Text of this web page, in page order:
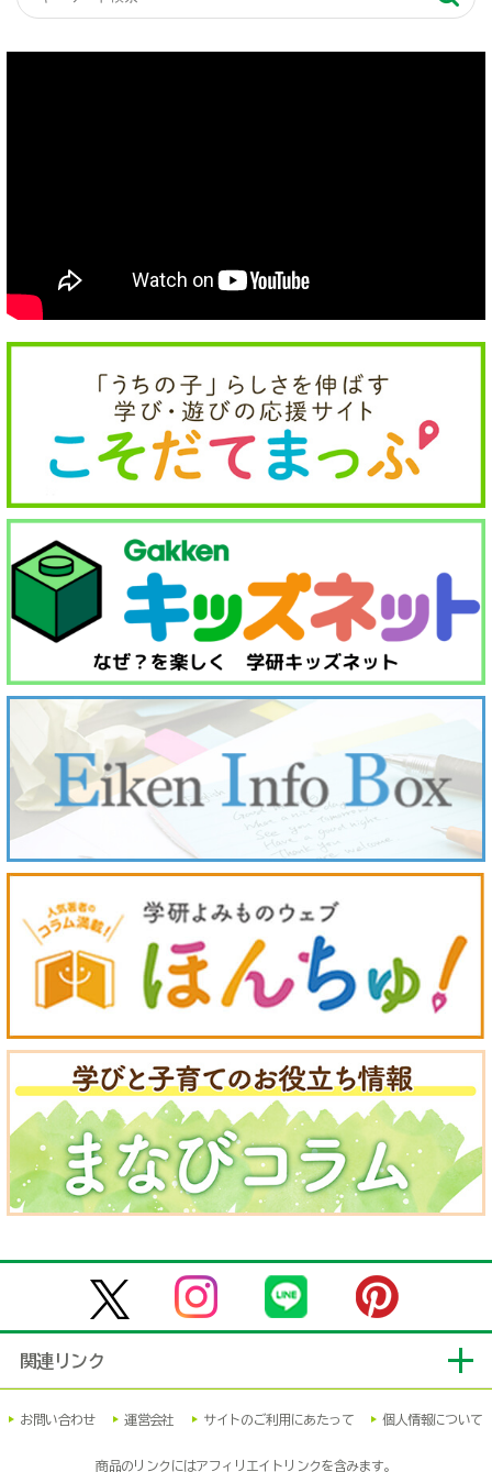
関連リンク
お問い合わせ 運営会社 サイトのご利用にあたって 個人情報について
商品のリンクにはアフィリエイトリンクを含みます。